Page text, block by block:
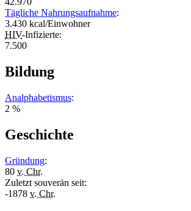
Tägliche Nahrungsaufnahme:
3.430 kcal/Einwohner
HIV-Infizierte:
7.500
Bildung
Analphabetismus:
2 %
Geschichte
Gründung:
80 v. Chr.
Zuletzt souverän seit:
-1878 v. Chr.